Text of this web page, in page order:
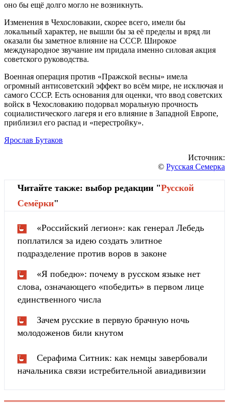
оно бы ещё долго могло не возникнуть.
Изменения в Чехословакии, скорее всего, имели бы
локальный характер, не вышли бы за её пределы и вряд ли
оказали бы заметное влияние на СССР. Широкое
международное звучание им придала именно силовая акция
советского руководства.
Военная операция против «Пражской весны» имела
огромный антисоветский эффект во всём мире, не исключая и
самого СССР. Есть основания для оценки, что ввод советских
войск в Чехословакию подорвал моральную прочность
социалистического лагеря и его влияние в Западной Европе,
приблизил его распад и «перестройку».
Ярослав Бутаков
Источник:
© Русская Семерка
Читайте также: выбор редакции "Русской
Cемёрки"
«Российский легион»: как генерал Лебедь
поплатился за идею создать элитное
подразделение против воров в законе
«Я победю»: почему в русском языке нет
слова, означающего «победить» в первом лице
единственного числа
Зачем русские в первую брачную ночь
молодоженов били кнутом
Серафима Ситник: как немцы завербовали
начальника связи истребительной авиадивизии